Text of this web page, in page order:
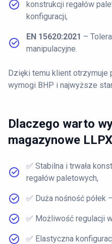
konstrukcji regałów
konfiguracji,
EN 15620:2021 –
manipulacyjne.
Dzięki temu klient otrzymuje
wymogi BHP i najwyższe
Dlaczego warto
magazynowe
✅ Stabilna i trwała
regałów paletowych,
✅ Duża nośność półek
✅ Możliwość regulacji
✅ Elastyczna